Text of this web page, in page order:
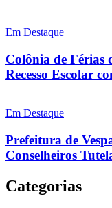
Em Destaque
Colônia de Férias
Recesso Escolar
Em Destaque
Prefeitura de
Conselheiros
Categorias